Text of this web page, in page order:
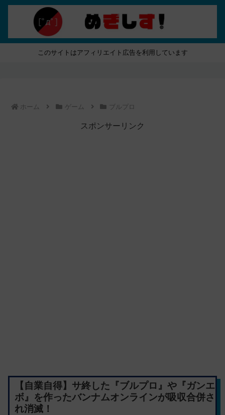
このサイトはアフィリエイト広告を利用しています
ホーム ゲーム ブルプロ
スポンサーリンク
【自業自得】サ終した『ブルプロ』や『ガンエ
ボ』を作ったバンナムオンラインが吸収合併さ
れ消滅！